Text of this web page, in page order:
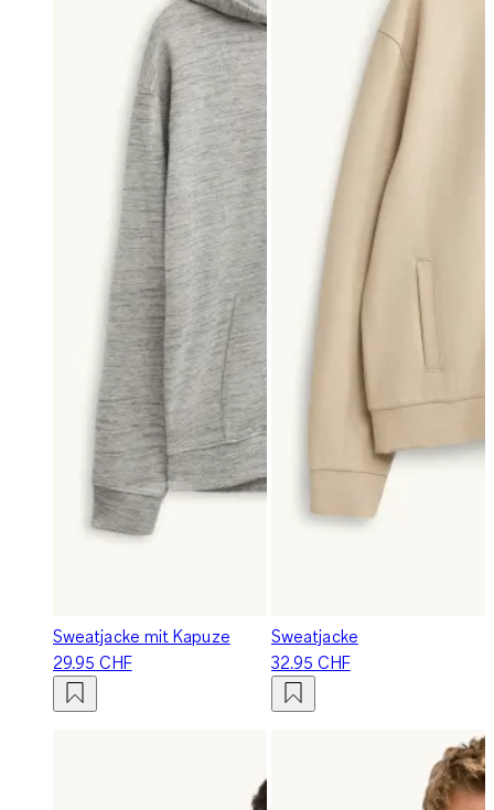
Sweatjacke mit Kapuze
29.95 CHF
Sweatjacke
32.95 CHF